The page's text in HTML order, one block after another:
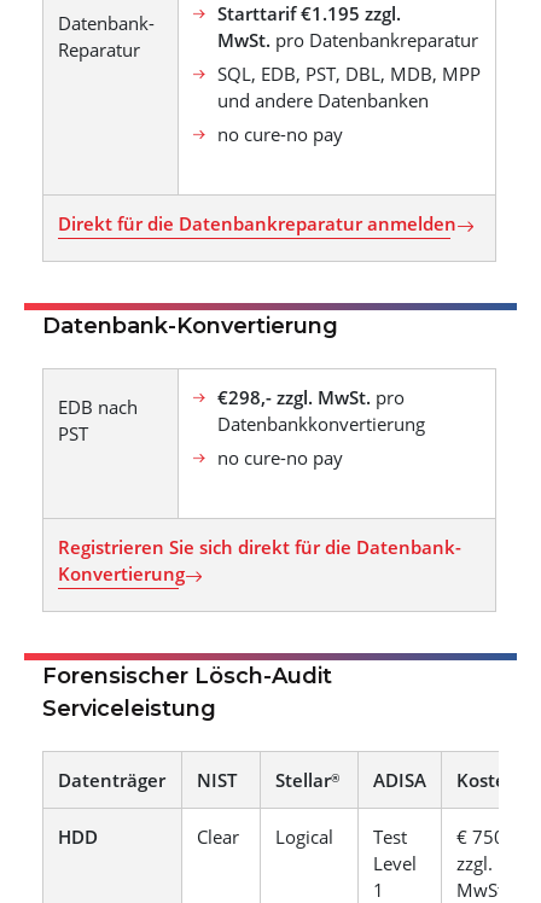
Datenbank-
Reparatur
Starttarif €1.195 zzgl.
MwSt. pro Datenbankreparatur
SQL, EDB, PST, DBL, MDB, MPP
und andere Datenbanken
no cure-no pay
Direkt für die Datenbankreparatur anmelden
Datenbank-Konvertierung
EDB nach
PST
€298,- zzgl. MwSt. pro
Datenbankkonvertierung
no cure-no pay
Registrieren Sie sich direkt für die Datenbank-
Konvertierung
Forensischer Lösch-Audit
Serviceleistung
Datenträger NIST Stellar® ADISA Kosten
HDD Clear Logical
Test
Level
1
€ 750,-
zzgl.
MwSt.